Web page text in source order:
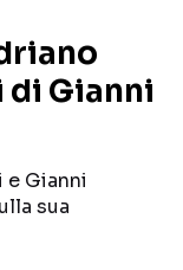
EVENTI
di Gianni
Gianni
sua